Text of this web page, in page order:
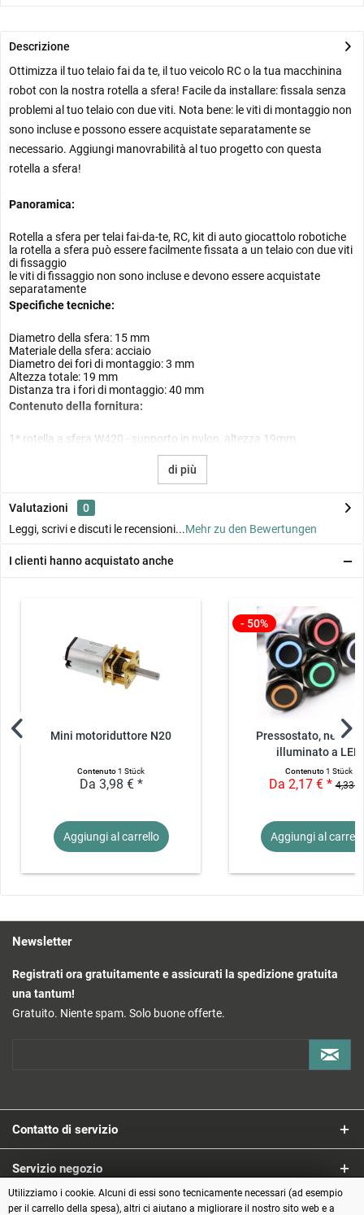
Descrizione
Ottimizza il tuo telaio fai da te, il tuo veicolo RC o la tua macchinina
robot con la nostra rotella a sfera! Facile da installare: fissala senza
problemi al tuo telaio con due viti. Nota bene: le viti di montaggio non
sono incluse e possono essere acquistate separatamente se
necessario. Aggiungi manovrabilità al tuo progetto con questa
rotella a sfera!
Panoramica:
Rotella a sfera per telai fai-da-te, RC, kit di auto giocattolo robotiche
la rotella a sfera può essere facilmente fissata a un telaio con due viti
di fissaggio
le viti di fissaggio non sono incluse e devono essere acquistate
separatamente
Specifiche tecniche:
Diametro della sfera: 15 mm
Materiale della sfera: acciaio
Diametro dei fori di montaggio: 3 mm
Altezza totale: 19 mm
Distanza tra i fori di montaggio: 40 mm
Contenuto della fornitura:
1* rotella a sfera W420 - supporto in nylon, altezza 19mm
di più
Valutazioni
0
Leggi, scrivi e discuti le recensioni...Mehr zu den Bewertungen
I clienti hanno acquistato anche
Mini motoriduttore N20
Contenuto1 Stück
Da 3,98 € *
Aggiungi al carrello
- 50%
Pressostato, nero -
illuminato a LED
Contenuto1 Stück
Da 2,17 € * 4,33 €
Aggiungi al
Newsletter
Registrati ora gratuitamente e assicurati la spedizione gratuita
una tantum!
Gratuito. Niente spam. Solo buone offerte.
Contatto di servizio
Servizio negozio
Informazioni
Utilizziamo i cookie. Alcuni di essi sono tecnicamente necessari (ad esempio
per il carrello della spesa), altri ci aiutano a migliorare il nostro sito web e a